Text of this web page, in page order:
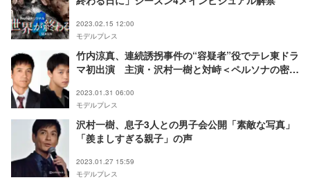
2023.02.15 12:00
モデルプレス
竹内涼真、連続誘拐事件の“容疑者”役でテレ東ドラ
マ初出演 主演・沢村一樹と対峙＜ペルソナの密告
2023.01.31 06:00
モデルプレス
沢村一樹、息子3人との男子会公開「素敵な写真」
「羨ましすぎる親子」の声
2023.01.27 15:59
モデルプレス